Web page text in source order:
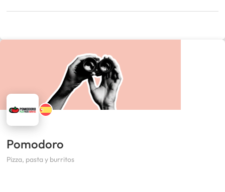
Pomodoro
Pizza, pasta y burritos